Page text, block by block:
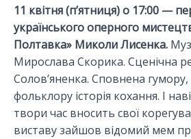
11 квітня (п’ятниця) о 17:00 —
українського оперного
Полтавка» Миколи Лисенка.
Мирослава Скорика. Сценічна
Солов’яненка. Сповнена гумору,
фольклору історія кохання. І
твори час вносить свої
виставу зайшов відомий мем